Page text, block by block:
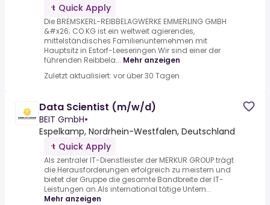
Quick Apply
Die BREMSKERL-REIBBELAGWERKE EMMERLING GMBH
&#x26; CO.KG ist ein weltweit agierendes,
mittelständisches Familienunternehmen mit
Hauptsitz in Estorf-Leeseringen.Wir sind einer der
führenden Reibbela... Mehr anzeigen
Zuletzt aktualisiert: vor über 30 Tagen
Data Scientist (m/w/d)
BEIT GmbH•
Espelkamp, Nordrhein-Westfalen, Deutschland
Quick Apply
Als zentraler IT-Dienstleister der MERKUR GROUP trägt
die.Herausforderungen erfolgreich zu meistern und
bietet der Gruppe die gesamte Bandbreite der IT-
Leistungen an.Als international tätige Untern...
Mehr anzeigen